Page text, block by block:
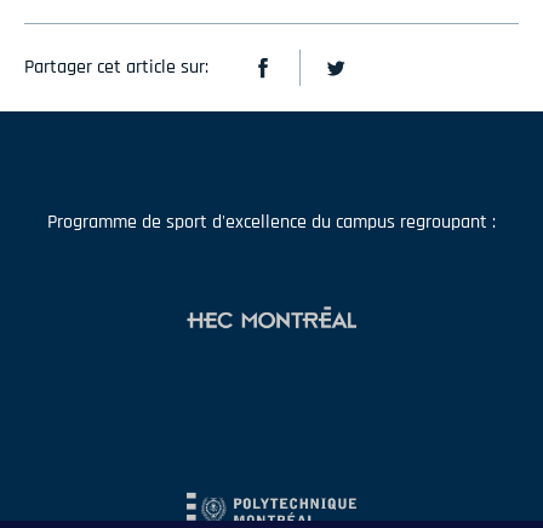
Partager cet article sur:
Programme de sport d'excellence du campus regroupant :